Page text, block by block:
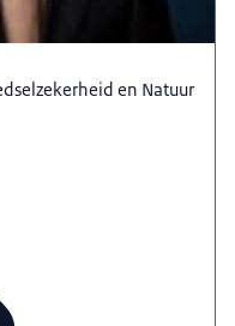
en Natuur